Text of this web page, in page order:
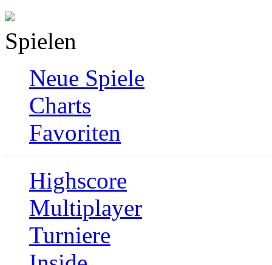
Spielen
Neue Spiele
Charts
Favoriten
Highscore
Multiplayer
Turniere